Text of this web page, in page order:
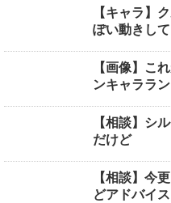
【キャラ】
ぽい動きし
【画像】こ
ンキャララ
【相談】シ
だけど
【相談】今
どアドバイス